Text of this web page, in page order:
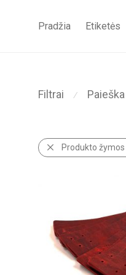
Pradžia Etiketės
Filtrai ⁄ Paieška
Produkto žymos